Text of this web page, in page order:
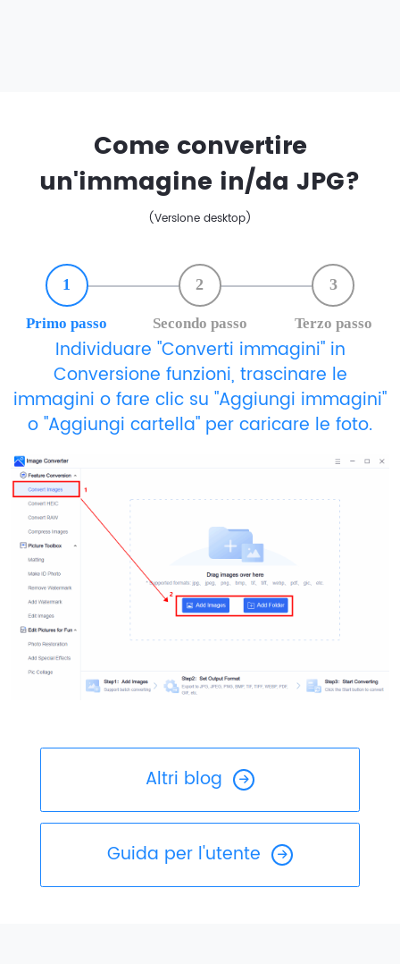
Come convertire
un'immagine in/da JPG?
(Versione desktop)
1
Primo passo
2
Secondo passo
3
Terzo passo
Individuare "Converti immagini" in
Conversione funzioni, trascinare le
immagini o fare clic su "Aggiungi immagini"
o "Aggiungi cartella" per caricare le foto.
Altri blog
Guida per l'utente